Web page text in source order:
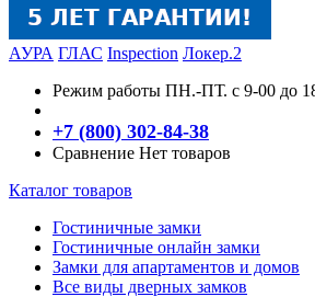
АУРА ГЛАС Inspection Локер.2
Режим работы ПН.-ПТ. с 9-00 до
+7 (800) 302-84-38
Сравнение Нет товаров
Каталог товаров
Гостиничные замки
Гостиничные онлайн замки
Замки для апартаментов и домов
Все виды дверных замков